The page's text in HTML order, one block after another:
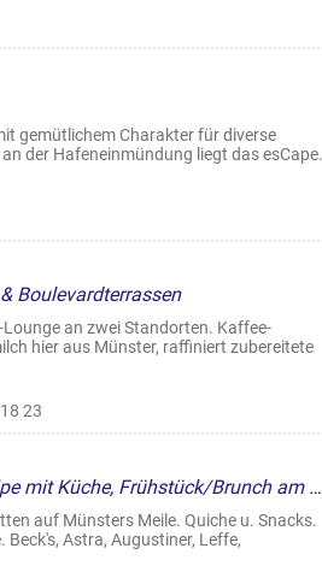
gemütlichem Charakter für diverse
der Hafeneinmündung liegt das esCape.
Boulevardterrassen
an zwei Standorten. Kaffee-
hier aus Münster, raffiniert zubereitete
23
Liveclub, Café & Bistro, Kneipe mit Küche, Frühstück/Brunch am WE, Straßencafés & Boulevardterrassen
auf Münsters Meile. Quiche u. Snacks.
Beck's, Astra, Augustiner, Leffe,